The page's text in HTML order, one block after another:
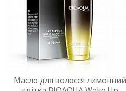
Масло для волосся лимонний